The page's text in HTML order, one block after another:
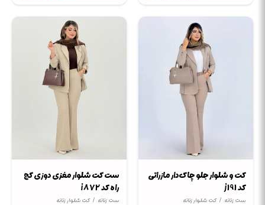
کت و شلوار جلو چاک‌دار مازراتی
کد j191
ست زنانه کت شلوار زنانه
ست کت شلوار مغزی دوزی کج
راه کد i872
ست زنانه کت شلوار زنانه